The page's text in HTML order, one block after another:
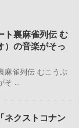
ト裏麻雀列伝 む
）の音楽がそっ
麻雀列伝 むこうぶ
そ ...
ネクストコナン